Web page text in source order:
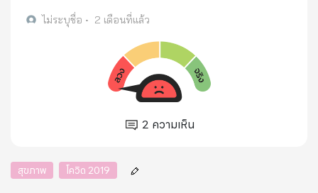
ไม่ระบุชื่อ • 2 เดือนที่แล้ว
2 ความเห็น
สุขภาพ โควิด 2019